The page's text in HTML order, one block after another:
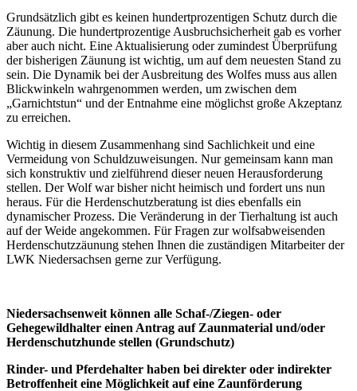
Grundsätzlich gibt es keinen hundertprozentigen Schutz durch die
Zäunung. Die hundertprozentige Ausbruchsicherheit gab es vorher
aber auch nicht. Eine Aktualisierung oder zumindest Überprüfung
der bisherigen Zäunung ist wichtig, um auf dem neuesten Stand zu
sein. Die Dynamik bei der Ausbreitung des Wolfes muss aus allen
Blickwinkeln wahrgenommen werden, um zwischen dem
„Garnichtstun“ und der Entnahme eine möglichst große Akzeptanz
zu erreichen.
Wichtig in diesem Zusammenhang sind Sachlichkeit und eine
Vermeidung von Schuldzuweisungen. Nur gemeinsam kann man
sich konstruktiv und zielführend dieser neuen Herausforderung
stellen. Der Wolf war bisher nicht heimisch und fordert uns nun
heraus. Für die Herdenschutzberatung ist dies ebenfalls ein
dynamischer Prozess. Die Veränderung in der Tierhaltung ist auch
auf der Weide angekommen. Für Fragen zur wolfsabweisenden
Herdenschutzzäunung stehen Ihnen die zuständigen Mitarbeiter der
LWK Niedersachsen gerne zur Verfügung.
Niedersachsenweit können alle Schaf-/Ziegen- oder
Gehegewildhalter einen Antrag auf Zaunmaterial und/oder
Herdenschutzhunde stellen (Grundschutz)
Rinder- und Pferdehalter haben bei direkter oder indirekter
Betroffenheit eine Möglichkeit auf eine Zaunförderung